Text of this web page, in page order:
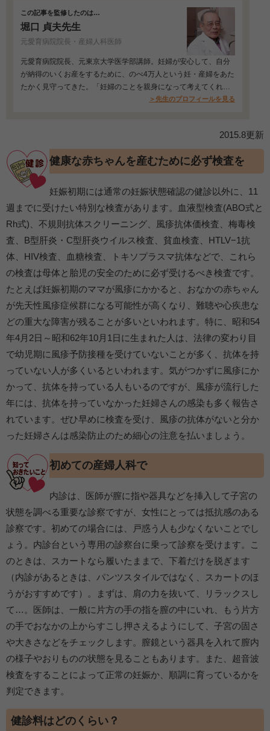
この記事を監修したのは…
堀口 貞夫先生
元愛育病院院長・産婦人科医師
元愛育病院院長、元東京大学医学部講師。妊婦が安心して、自分
が納得のいくお産をするために、のべ4万人という妊・産婦をあた
たかく見守ってきた。「妊婦のことを親身になって考えてくれ
＞先生のプロフィールを見る
2015.8更新
健康な赤ちゃんを産むために必ず検査を
妊娠初期には通常の妊娠状態確認の健診以外に、11
週までに受けたい特別な検査があります。血液型検査(ABO式と
Rh式)、不規則抗体スクリーニング、風疹抗体価検査、梅毒検
査、B型肝炎・C型肝炎ウイルス検査、貧血検査、HTLV−1抗
体、HIV検査、血糖検査、トキソプラスマ抗体などで、これら
の検査は母体と胎児の安全のために必ず受けるべき検査です。
たとえば妊娠初期のママが風疹にかかると、おなかの赤ちゃん
が先天性風疹症候群になる可能性が高くなり、難聴や心疾患な
どの重大な障害が残ることが多いといわれます。特に、昭和54
年4月2日～昭和62年10月1日に生まれた人は、法律の変わり目
で幼児期に風疹予防接種を受けていないことが多く、抗体を持
っていない人が多くいるといわれます。気がつかずに風疹にか
かって、抗体を持っている人もいるのですが、風疹が流行した
年には、抗体を持っていなかった妊婦さんの感染も多く報告さ
れています。ぜひ早めに検査を受け、風疹の抗体がないと分か
った妊婦さんは感染防止のため細心の注意を払いましょう。
初めての産婦人科で
内診は、医師が膣に指や器具などを挿入して子宮の
状態を調べる重要な診察ですが、女性にとっては抵抗感のある
診察です。初めての場合には、戸惑う人も少なくないことでし
ょう。内診台という専用の診察台に乗って診察を受けます。こ
のときは、スカートなら履いたままで、下着だけを脱ぎます
（内診があるときは、パンツスタイルではなく、スカートのほ
うがおすすめです）。まずは、肩の力を抜いて、リラックスし
て…。医師は、一般に片方の手の指を膣の中にいれ、もう片方
の手でおなかの上からすこし押さえるようにして、子宮の固さ
や大きさなどをチェックします。膣鏡という器具を入れて膣内
の様子やおりものの状態を見ることもあります。また、超音波
検査をすることによって正常の妊娠か、順調に育っているかを
判定できます。
健診料はどのくらい？